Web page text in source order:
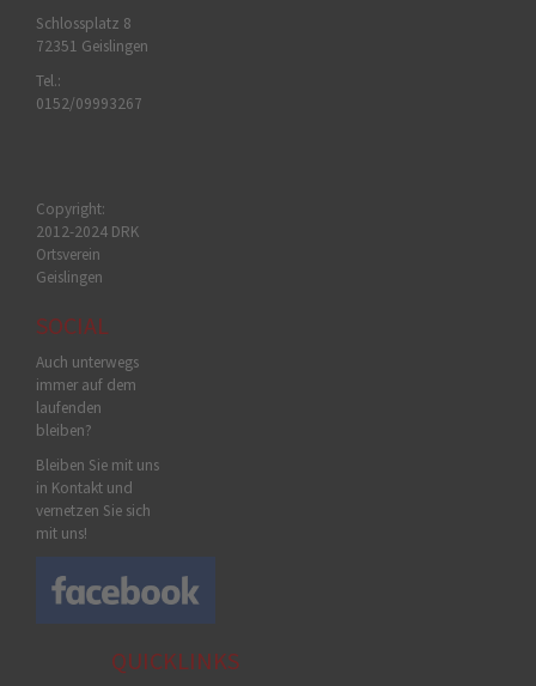
Schlossplatz 8
72351 Geislingen
Tel.:
0152/09993267
Copyright:
2012-2024 DRK
Ortsverein
Geislingen
SOCIAL
Auch unterwegs
immer auf dem
laufenden
bleiben?
Bleiben Sie mit uns
in Kontakt und
vernetzen Sie sich
mit uns!
QUICKLINKS